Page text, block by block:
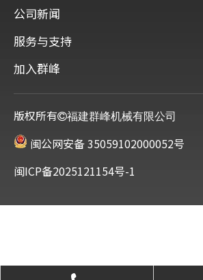
公司新闻
服务与支持
加入群峰
版权所有福建群峰机械有限公司
闽公网安备 35059102000052号
闽ICP备2025121154号-1